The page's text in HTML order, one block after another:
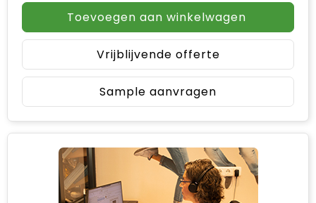
Toevoegen aan winkelwagen
Vrijblijvende offerte
Sample aanvragen